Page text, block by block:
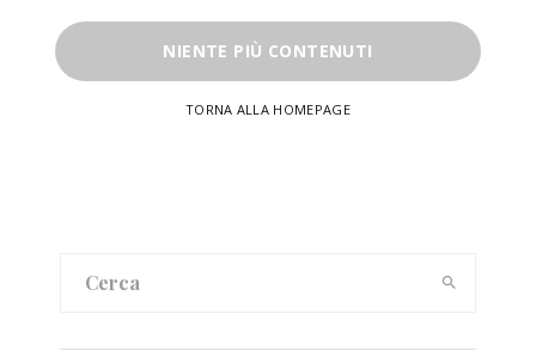
NIENTE PIÙ CONTENUTI
TORNA ALLA HOMEPAGE